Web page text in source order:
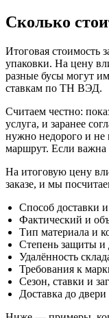
Сколько
Итоговая стоимость
упаковки. На цену
разные бусы могут
ставкам по ТН ВЭД.
Считаем честно:
услуга, и заранее
нужно недорого и не
маршрут. Если важна
На итоговую цену
заказе, и мы
Способ доставки
Фактический и
Тип материала и
Степень защиты и
Удалённость
Требования к
Сезон, ставки и
Доставка до